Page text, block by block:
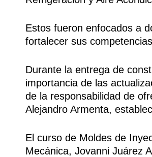
Estos fueron enfocados a
fortalecer sus
Durante la entrega de
importancia de las
de la responsabilidad de
Alejandro Armenta,
El curso de Moldes de
Mecánica, Jovanni Juárez